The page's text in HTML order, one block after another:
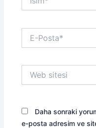
Posta*
sitesi
Daha sonraki
e-posta adresim ve